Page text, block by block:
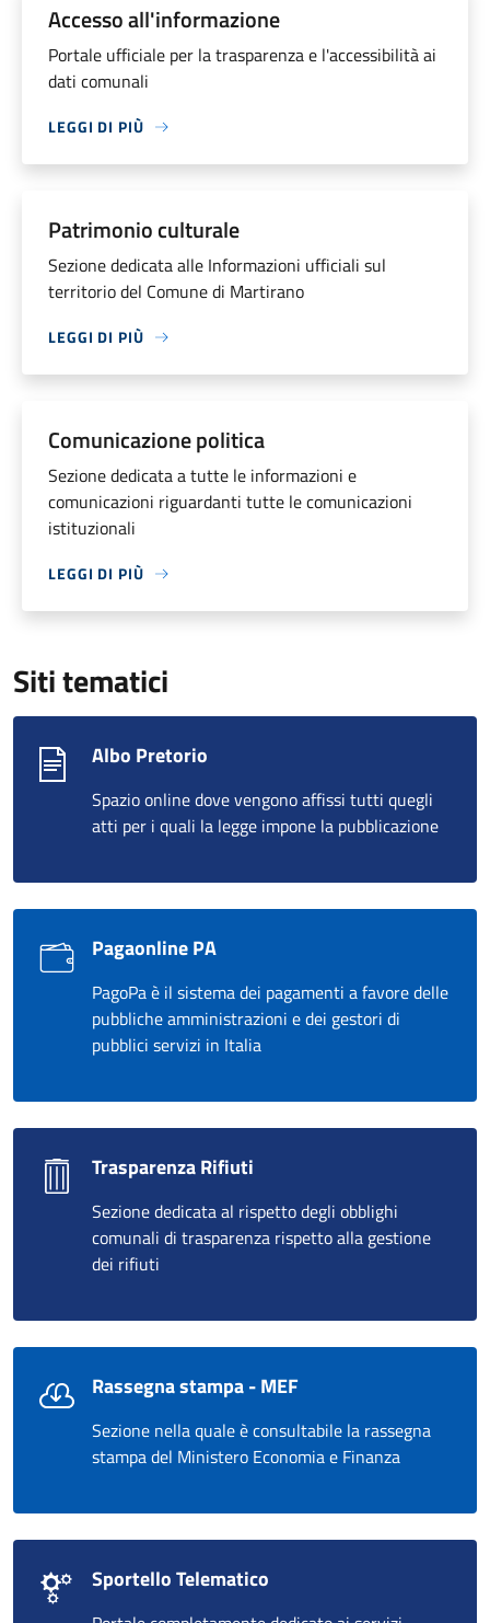
Accesso all'informazione
Portale ufficiale per la trasparenza e l'accessibilità ai
dati comunali
LEGGI DI PIÙ
Patrimonio culturale
Sezione dedicata alle Informazioni ufficiali sul
territorio del Comune di Martirano
LEGGI DI PIÙ
Comunicazione politica
Sezione dedicata a tutte le informazioni e
comunicazioni riguardanti tutte le comunicazioni
istituzionali
LEGGI DI PIÙ
Siti tematici
Albo Pretorio
Spazio online dove vengono affissi tutti quegli
atti per i quali la legge impone la pubblicazione
Pagaonline PA
PagoPa è il sistema dei pagamenti a favore delle
pubbliche amministrazioni e dei gestori di
pubblici servizi in Italia
Trasparenza Rifiuti
Sezione dedicata al rispetto degli obblighi
comunali di trasparenza rispetto alla gestione
dei rifiuti
Rassegna stampa - MEF
Sezione nella quale è consultabile la rassegna
stampa del Ministero Economia e Finanza
Sportello Telematico